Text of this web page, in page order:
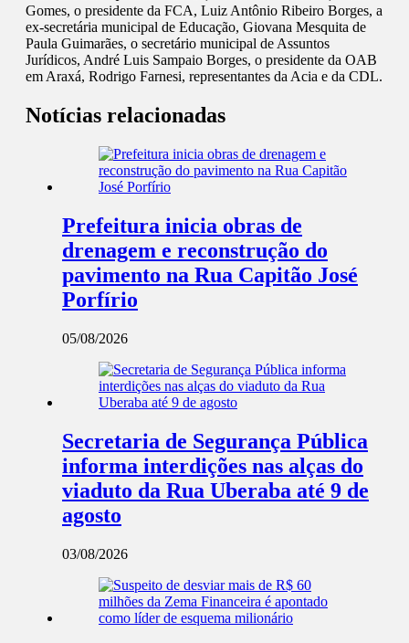
Gomes, o presidente da FCA, Luiz Antônio Ribeiro Borges, a
ex-secretária municipal de Educação, Giovana Mesquita de
Paula Guimarães, o secretário municipal de Assuntos
Jurídicos, André Luis Sampaio Borges, o presidente da OAB
em Araxá, Rodrigo Farnesi, representantes da Acia e da CDL.
Notícias relacionadas
Prefeitura inicia obras de
drenagem e reconstrução do
pavimento na Rua Capitão José
Porfírio
05/08/2026
Secretaria de Segurança Pública
informa interdições nas alças do
viaduto da Rua Uberaba até 9 de
agosto
03/08/2026